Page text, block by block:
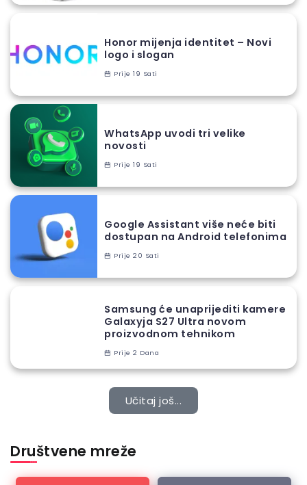
Honor mijenja identitet – Novi
logo i slogan
Prije 19 Sati
WhatsApp uvodi tri velike
novosti
Prije 19 Sati
Google Assistant više neće biti
dostupan na Android telefonima
Prije 20 Sati
Samsung će unaprijediti kamere
Galaxyja S27 Ultra novom
proizvodnom tehnikom
Prije 2 Dana
Učitaj još...
Društvene mreže